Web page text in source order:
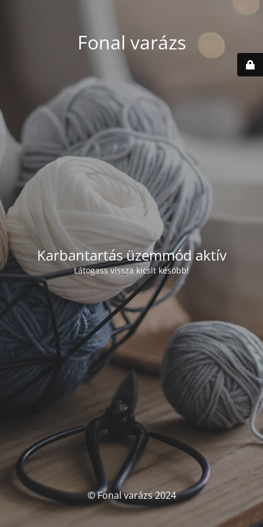
Fonal varázs
Karbantartás üzemmód aktív
Látogass vissza kicsit késöbb!
© Fonal varázs 2024